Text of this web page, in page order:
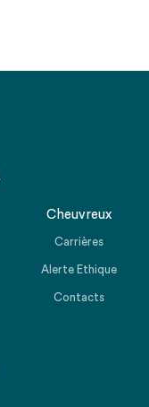
Cheuvreux
Carrières
Alerte Ethique
Contacts